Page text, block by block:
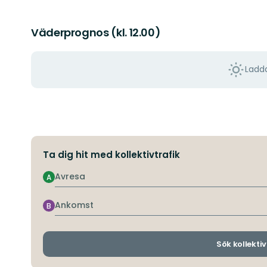
Väderprognos (kl. 12.00)
Ta dig hit med kollektivtrafik
Avresa
A
Ankomst
B
Sök